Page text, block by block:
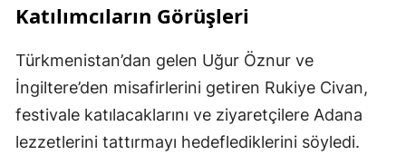
Katılımcıların Görüşleri
Türkmenistan’dan gelen Uğur Öznur ve
İngiltere’den misafirlerini getiren Rukiye Civan,
festivale katılacaklarını ve ziyaretçilere Adana
lezzetlerini tattırmayı hedeflediklerini söyledi.